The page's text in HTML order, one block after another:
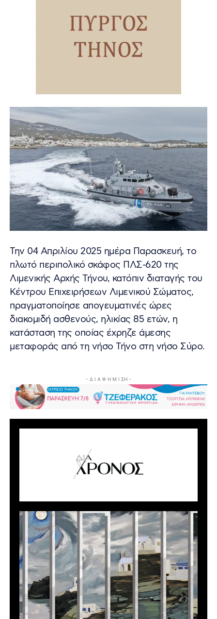
Την 04 Απριλίου 2025 ημέρα Παρασκευή, το
πλωτό περιπολικό σκάφος ΠΛΣ-620 της
Λιμενικής Αρχής Τήνου, κατόπιν διαταγής του
Κέντρου Επιχειρήσεων Λιμενικού Σώματος,
πραγματοποίησε απογευματινές ώρες
διακομιδή ασθενούς, ηλικίας 85 ετών, η
κατάσταση της οποίας έχρηζε άμεσης
μεταφοράς από τη νήσο Τήνο στη νήσο Σύρο.
- Δ Ι Α Φ Η Μ Ι ΣΗ -